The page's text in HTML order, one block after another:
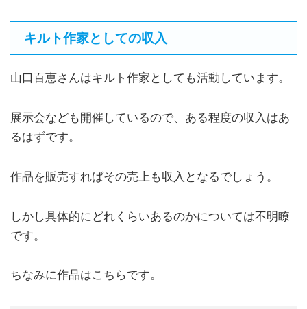
キルト作家としての収入
山口百恵さんはキルト作家としても活動しています。
展示会なども開催しているので、ある程度の収入はあ
るはずです。
作品を販売すればその売上も収入となるでしょう。
しかし具体的にどれくらいあるのかについては不明瞭
です。
ちなみに作品はこちらです。